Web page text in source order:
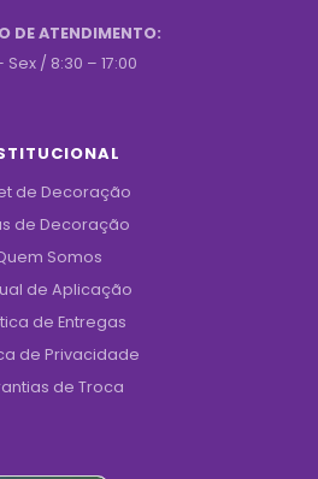
DE ATENDIMENTO:
Sex / 8:30 – 17:00
de Decoração
de Decoração
Somos
de Aplicação
de Entregas
de Privacidade
de Troca